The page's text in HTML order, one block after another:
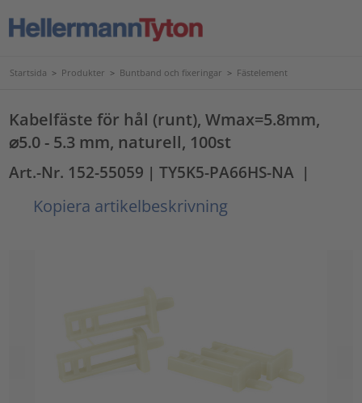
Startsida > Produkter > Buntband och fixeringar > Fästelement
Kabelfäste för hål (runt), Wmax=5.8mm,
⌀5.0 - 5.3 mm, naturell, 100st
Art.-Nr. 152-55059 | TY5K5-PA66HS-NA |
Kopiera artikelbeskrivning